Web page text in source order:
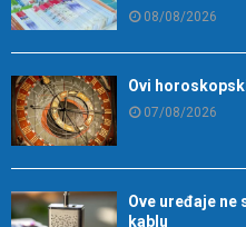
08/08/2026
Ovi
07/08/2026
Ove uređaje
kablu